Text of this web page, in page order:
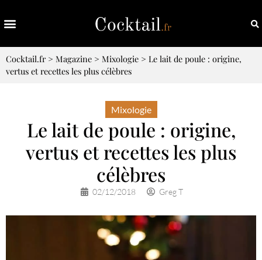
Cocktail.fr> Magazine > Mixologie > Le lait de poule : origine,
vertus et recettes les plus célèbres
Mixologie
Le lait de poule : origine,
vertus et recettes les plus
célèbres
02/12/2018 Greg T